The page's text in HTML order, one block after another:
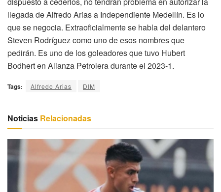
llegada de Alfredo Arias a Independiente Medellín. Es lo
que se negocia. Extraoficialmente se habla del delantero
Steven Rodríguez como uno de esos nombres que
pedirán. Es uno de los goleadores que tuvo Hubert
Bodhert en Alianza Petrolera durante el 2023-1.
Tags: Alfredo Arias DIM
Noticias Relacionadas